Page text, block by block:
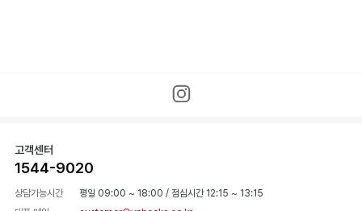
고객센터
1544-9020
상담가능시간 평일 09:00 ~ 18:00 / 점심시간 12:15 ~ 13:15